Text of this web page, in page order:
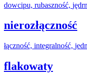
dowcipu, rubaszność,
nierozłączność
łączność, integralność,
flakowaty